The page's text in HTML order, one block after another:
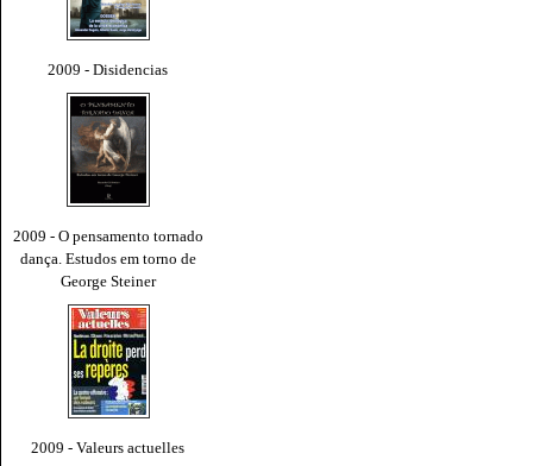
2009 - Disidencias
2009 - O pensamento tornado
dança. Estudos em torno de
George Steiner
2009 - Valeurs actuelles